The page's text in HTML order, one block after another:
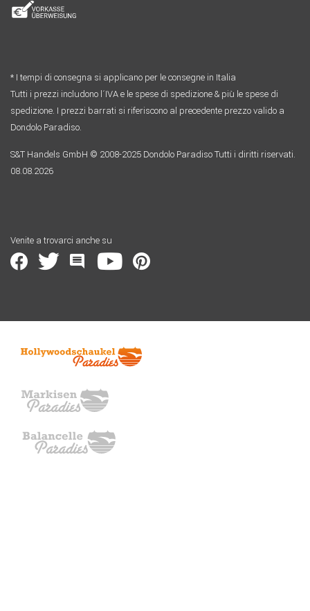
* I tempi di consegna si applicano per le consegne in Italia
Tutti i prezzi includono l´IVA e le spese di spedizione & più le spese di
spedizione. I prezzi barrati si riferiscono al precedente prezzo valido a
Dondolo Paradiso.
S&T Handels GmbH © 2008-2025 Dondolo Paradiso Tutti i diritti riservati.
08.08.2026
Venite a trovarci anche su